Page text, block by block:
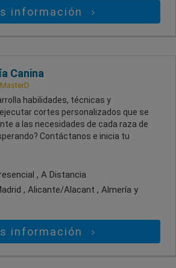
información
Canina
habilidades, técnicas y
cortes personalizados que se
a las necesidades de cada raza de
Contáctanos e inicia tu
, A Distancia
, Alicante/Alacant , Almería y
información